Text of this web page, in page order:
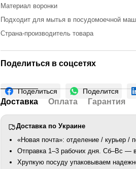
Материал воронки
Подходит для мытья в посудомоечной
Страна-производитель товара
Поделиться в соцсетях
Поделиться Поделится
Доставка Оплата Гарантия
Доставка по Украине
«Новая почта»: отделение / курьер /
Отправка 1–3 рабочих дня. Сб–Вс —
Хрупкую посуду упаковываем